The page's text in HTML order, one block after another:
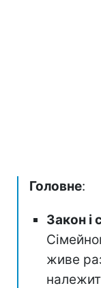
Головне:
Закон і
живе